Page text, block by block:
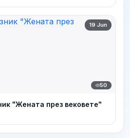
19 Jun
50
"Жената през вековете"